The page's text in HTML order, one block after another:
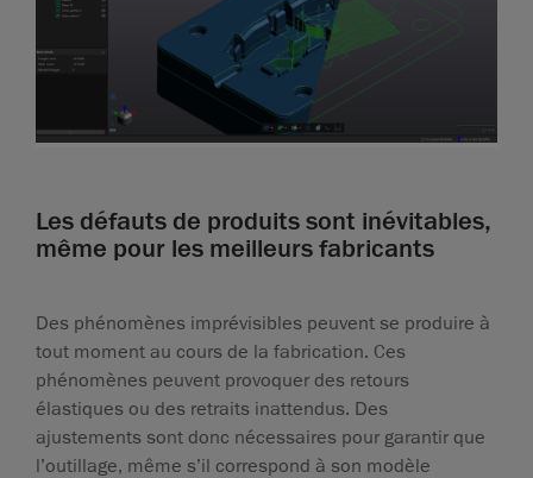
Les défauts de produits sont inévitables,
même pour les meilleurs fabricants
Des phénomènes imprévisibles peuvent se produire à
tout moment au cours de la fabrication. Ces
phénomènes peuvent provoquer des retours
élastiques ou des retraits inattendus. Des
ajustements sont donc nécessaires pour garantir que
l’outillage, même s’il correspond à son modèle